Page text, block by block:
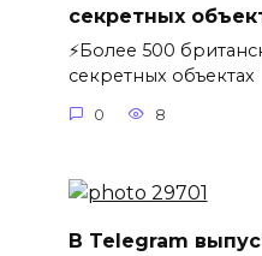
секретных
⚡️Более 500
секретных объектах
0 8
В Telegram